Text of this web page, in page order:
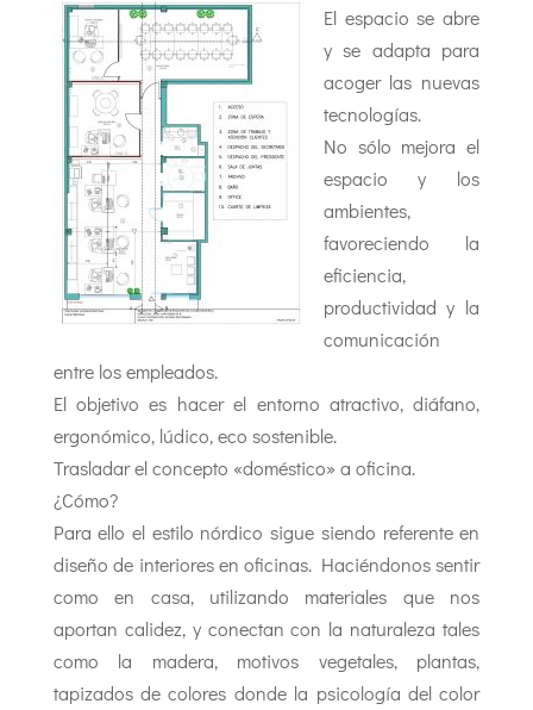
El espacio se abre
y se adapta para
acoger las nuevas
tecnologías.
No sólo mejora el
espacio y los
ambientes,
favoreciendo la
eficiencia,
productividad y la
comunicación
entre los empleados.
El objetivo es hacer el entorno atractivo, diáfano,
ergonómico, lúdico, eco sostenible.
Trasladar el concepto «doméstico» a oficina.
¿Cómo?
Para ello el estilo nórdico sigue siendo referente en
diseño de interiores en oficinas. Haciéndonos sentir
como en casa, utilizando materiales que nos
aportan calidez, y conectan con la naturaleza tales
como la madera, motivos vegetales, plantas,
tapizados de colores donde la psicología del color